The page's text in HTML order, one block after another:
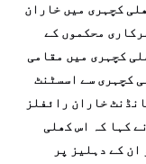
کچہری میں خاران
محکموں کے
کچہری میں مقامی
کچہری سے اسسٹنٹ
خاران رائفلز
کہا کہ اس کھلی
کے دہلیز پر